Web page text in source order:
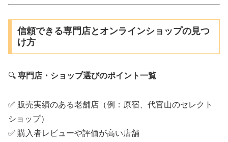
信頼できる専門店とオンラインショップの見つ
け方
🔍 専門店・ショップ選びのポイント一覧
✅ 販売実績のある老舗店（例：原宿、代官山のセレクト
ショップ）
✅ 購入者レビューや評価が高い店舗